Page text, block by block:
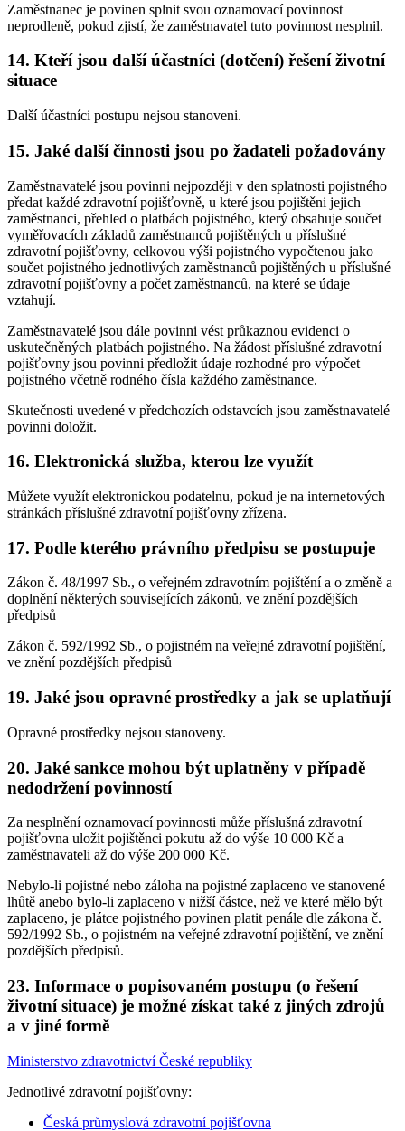
Zaměstnanec je povinen splnit svou oznamovací povinnost
neprodleně, pokud zjistí, že zaměstnavatel tuto povinnost nesplnil.
14. Kteří jsou další účastníci (dotčení) řešení životní
situace
Další účastníci postupu nejsou stanoveni.
15. Jaké další činnosti jsou po žadateli požadovány
Zaměstnavatelé jsou povinni nejpozději v den splatnosti pojistného
předat každé zdravotní pojišťovně, u které jsou pojištěni jejich
zaměstnanci, přehled o platbách pojistného, který obsahuje součet
vyměřovacích základů zaměstnanců pojištěných u příslušné
zdravotní pojišťovny, celkovou výši pojistného vypočtenou jako
součet pojistného jednotlivých zaměstnanců pojištěných u příslušné
zdravotní pojišťovny a počet zaměstnanců, na které se údaje
vztahují.
Zaměstnavatelé jsou dále povinni vést průkaznou evidenci o
uskutečněných platbách pojistného. Na žádost příslušné zdravotní
pojišťovny jsou povinni předložit údaje rozhodné pro výpočet
pojistného včetně rodného čísla každého zaměstnance.
Skutečnosti uvedené v předchozích odstavcích jsou zaměstnavatelé
povinni doložit.
16. Elektronická služba, kterou lze využít
Můžete využít elektronickou podatelnu, pokud je na internetových
stránkách příslušné zdravotní pojišťovny zřízena.
17. Podle kterého právního předpisu se postupuje
Zákon č. 48/1997 Sb., o veřejném zdravotním pojištění a o změně a
doplnění některých souvisejících zákonů, ve znění pozdějších
předpisů
Zákon č. 592/1992 Sb., o pojistném na veřejné zdravotní pojištění,
ve znění pozdějších předpisů
19. Jaké jsou opravné prostředky a jak se uplatňují
Opravné prostředky nejsou stanoveny.
20. Jaké sankce mohou být uplatněny v případě
nedodržení povinností
Za nesplnění oznamovací povinnosti může příslušná zdravotní
pojišťovna uložit pojištěnci pokutu až do výše 10 000 Kč a
zaměstnavateli až do výše 200 000 Kč.
Nebylo-li pojistné nebo záloha na pojistné zaplaceno ve stanovené
lhůtě anebo bylo-li zaplaceno v nižší částce, než ve které mělo být
zaplaceno, je plátce pojistného povinen platit penále dle zákona č.
592/1992 Sb., o pojistném na veřejné zdravotní pojištění, ve znění
pozdějších předpisů.
23. Informace o popisovaném postupu (o řešení
životní situace) je možné získat také z jiných zdrojů
a v jiné formě
Ministerstvo zdravotnictví České republiky
Jednotlivé zdravotní pojišťovny:
Česká průmyslová zdravotní pojišťovna